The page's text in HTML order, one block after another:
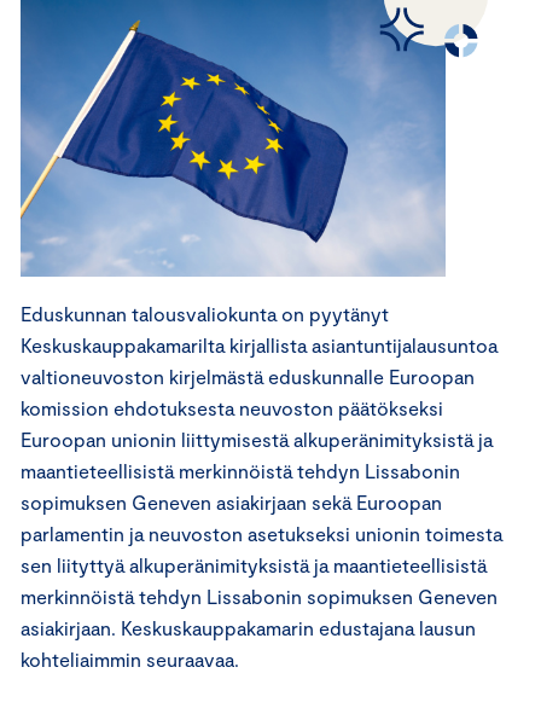
Eduskunnan talousvaliokunta on pyytänyt
Keskuskauppakamarilta kirjallista asiantuntijalausuntoa
valtioneuvoston kirjelmästä eduskunnalle Euroopan
komission ehdotuksesta neuvoston päätökseksi
Euroopan unionin liittymisestä alkuperänimityksistä ja
maantieteellisistä merkinnöistä tehdyn Lissabonin
sopimuksen Geneven asiakirjaan sekä Euroopan
parlamentin ja neuvoston asetukseksi unionin toimesta
sen liityttyä alkuperänimityksistä ja maantieteellisistä
merkinnöistä tehdyn Lissabonin sopimuksen Geneven
asiakirjaan. Keskuskauppakamarin edustajana lausun
kohteliaimmin seuraavaa.